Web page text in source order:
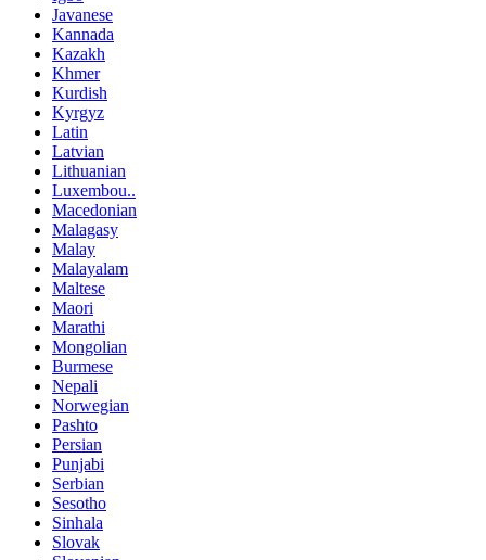
Javanese
Kannada
Kazakh
Khmer
Kurdish
Kyrgyz
Latin
Latvian
Lithuanian
Luxembou..
Macedonian
Malagasy
Malay
Malayalam
Maltese
Maori
Marathi
Mongolian
Burmese
Nepali
Norwegian
Pashto
Persian
Punjabi
Serbian
Sesotho
Sinhala
Slovak